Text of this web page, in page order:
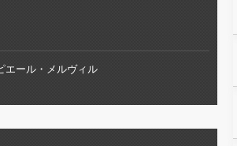
エール・メルヴィル